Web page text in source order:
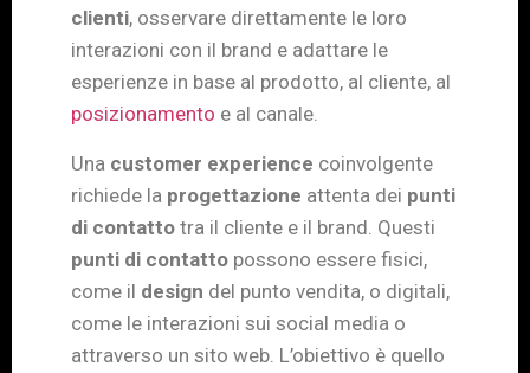
clienti, osservare direttamente le loro
interazioni con il brand e adattare le
esperienze in base al prodotto, al cliente, al
posizionamento e al canale.
Una customer experience coinvolgente
richiede la progettazione attenta dei punti
di contatto tra il cliente e il brand. Questi
punti di contatto possono essere fisici,
come il design del punto vendita, o digitali,
come le interazioni sui social media o
attraverso un sito web. L’obiettivo è quello